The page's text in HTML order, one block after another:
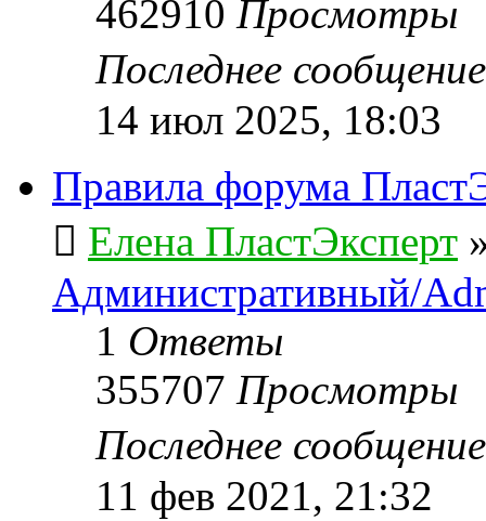
462910 Просмотры
Последнее
14 июл 2025, 18:03
Правила форума
Елена ПластЭксперт
Административный/
1 Ответы
355707 Просмотры
Последнее
11 фев 2021, 21:32